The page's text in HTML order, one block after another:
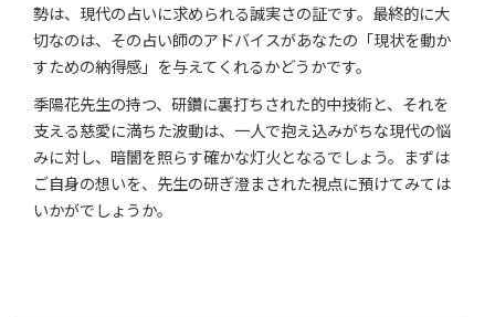
勢は、現代の占いに求められる誠実さの証です。最終的に大
切なのは、その占い師のアドバイスがあなたの「現状を動か
すための納得感」を与えてくれるかどうかです。
季陽花先生の持つ、研鑽に裏打ちされた的中技術と、それを
支える慈愛に満ちた波動は、一人で抱え込みがちな現代の悩
みに対し、暗闇を照らす確かな灯火となるでしょう。まずは
ご自身の想いを、先生の研ぎ澄まされた視点に預けてみては
いかがでしょうか。